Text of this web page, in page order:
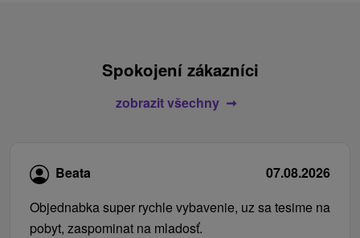
Spokojení zákazníci
zobrazit všechny
Beata
07.08.2026
Objednabka super rychle vybavenie, uz sa tesime na
pobyt, zaspominat na mladosť.